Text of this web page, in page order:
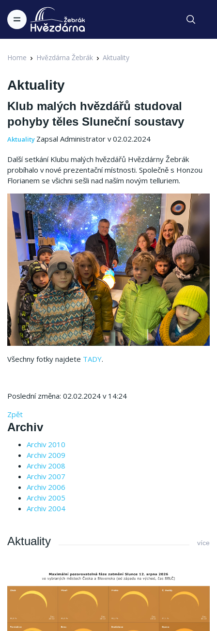
Home Hvězdárna Žebrák Aktuality
Aktuality
Klub malých hvězdářů studoval
pohyby těles Sluneční soustavy
Aktuality Zapsal Administrator v 02.02.2024
Další setkání Klubu malých hvězdářů Hvězdárny Žebrák
probíhalo v nové prezentační místnosti. Společně s Honzou
Florianem se všichni sešli nad naším novým telluriem.
Všechny fotky najdete TADY.
Poslední změna: 02.02.2024 v 14:24
Zpět
Archiv
Archiv 2010
Archiv 2009
Archiv 2008
Archiv 2007
Archiv 2006
Archiv 2005
Archiv 2004
Aktuality více